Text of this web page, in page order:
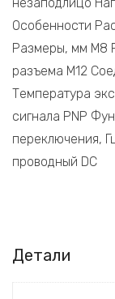
Особенности
Размеры, мм M8
разъема M12
Температура
сигнала PNP
переключения,
проводный DC
Детали